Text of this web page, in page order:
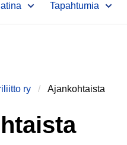
Tapahtumia
ry Ajankohtaista